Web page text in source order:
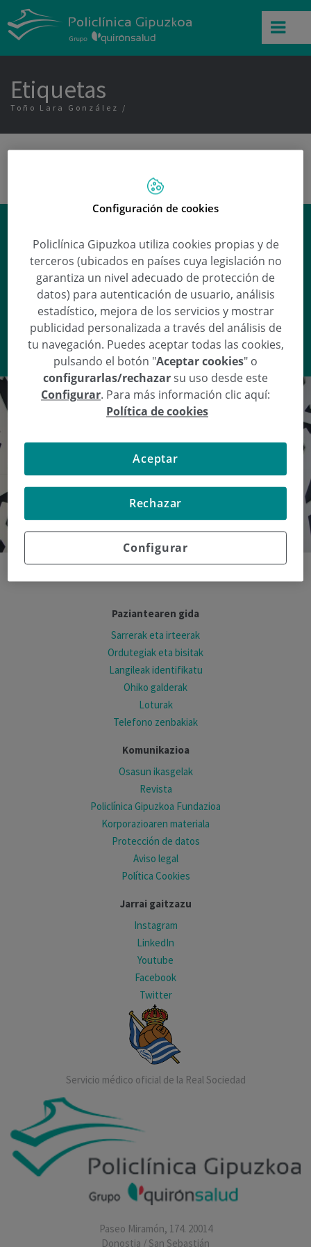
Etiquetas
Toño Lara González
Melatonina
Ana Arenaresponde a esta y otras
preguntas en nuestra sección de
Preguntas médicas .
VER RESPUESTA
Paziantearen gida
Sarrerak eta irteerak
Ordutegiak eta bisitak
Langileak identifikatu
Ohiko galderak
Loturak
Telefono zenbakiak
Komunikazioa
Osasun ikasgelak
Revista
Policlínica Gipuzkoa Fundazioa
Korporazioaren materiala
Protección de datos
Aviso legal
Política Cookies
Jarrai gaitzazu
Instagram
LinkedIn
Youtube
Facebook
Twitter
Servicio médico oficial de la Real Sociedad
Paseo Miramón, 174. 20014
Donostia / San Sebastián
Configuración de cookies
Policlínica Gipuzkoa utiliza cookies propias y de
terceros (ubicados en países cuya legislación no
garantiza un nivel adecuado de protección de
datos) para autenticación de usuario, análisis
estadístico, mejora de los servicios y mostrar
publicidad personalizada a través del análisis de
tu navegación. Puedes aceptar todas las cookies,
pulsando el botón "Aceptar cookies" o
configurarlas/rechazarsu uso desde este
Configurar. Para más información clic aquí:
Política de cookies
Configurar
Rechazar
Aceptar